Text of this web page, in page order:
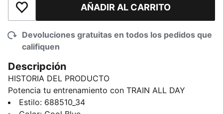
Añadir a la lista de deseosAÑADIR AL CARRITO
Devoluciones gratuitas en todos los pedidos que
califiquen
Descripción
HISTORIA DEL PRODUCTO
Potencia tu entrenamiento con TRAIN ALL DAY
Essentials. Fabricada con dryCELL para mantenerte
Estilo: 688510_34